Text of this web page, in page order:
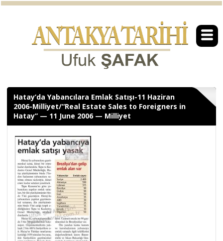
Hatay’da Yabancılara Emlak Satışı-11 Haziran
2006-Milliyet/“Real Estate Sales to Foreigners in
Hatay” — 11 June 2006 — Milliyet